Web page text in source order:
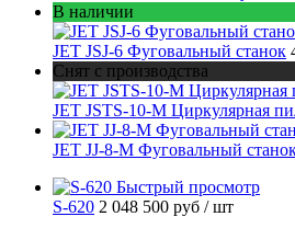
В наличии
JET JSJ-6 Фуговальный станок
Снят с производства
JET JSTS-10-M Циркулярная
JET JJ-8-M Фуговальный
Быстрый просмотр
S-620 2 048 500 руб / шт